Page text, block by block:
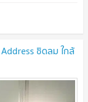
ชิดลม ใกล้